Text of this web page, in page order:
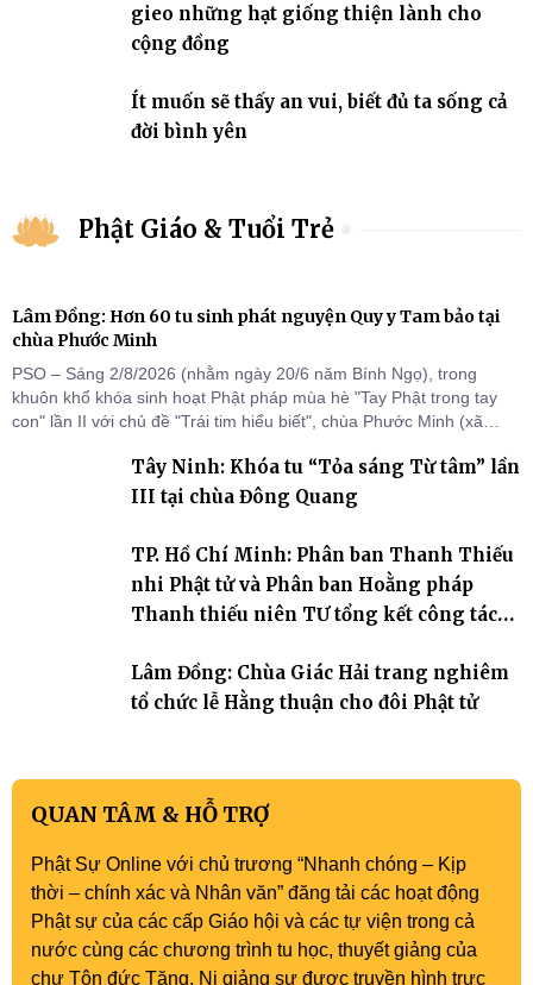
gieo những hạt giống thiện lành cho
cộng đồng
Ít muốn sẽ thấy an vui, biết đủ ta sống cả
đời bình yên
Phật Giáo & Tuổi Trẻ
Lâm Đồng: Hơn 60 tu sinh phát nguyện Quy y Tam bảo tại
chùa Phước Minh
PSO – Sáng 2/8/2026 (nhằm ngày 20/6 năm Bính Ngọ), trong
khuôn khổ khóa sinh hoạt Phật pháp mùa hè "Tay Phật trong tay
con" lần II với chủ đề "Trái tim hiểu biết", chùa Phước Minh (xã
cho hơn 60 tu sinh.Tây Ninh: Khóa tu “Tỏa sáng Từ tâm” lần
III tại chùa Đông Quang
TP. Hồ Chí Minh: Phân ban Thanh Thiếu
nhi Phật tử và Phân ban Hoằng pháp
Thanh thiếu niên TƯ tổng kết công tác
Lâm Đồng: Chùa Giác Hải trang nghiêm
tổ chức lễ Hằng thuận cho đôi Phật tử
QUAN TÂM & HỖ TRỢ
Phật Sự Online với chủ trương “Nhanh chóng – Kịp
thời – chính xác và Nhân văn” đăng tải các hoạt động
Phật sự của các cấp Giáo hội và các tự viện trong cả
nước cùng các chương trình tu học, thuyết giảng của
chư Tôn đức Tăng, Ni giảng sư được truyền hình trực